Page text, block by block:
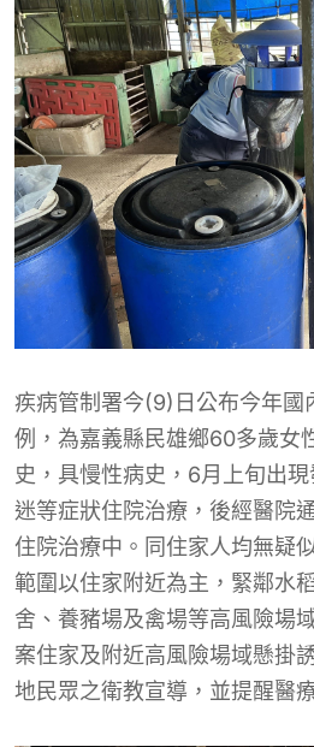
疾病管制署今(9)日公布今年國
例，為嘉義縣民雄鄉60多歲女
史，具慢性病史，6月上旬出
迷等症狀住院治療，後經醫院
住院治療中。同住家人均無疑
範圍以住家附近為主，緊鄰水
舍、養豬場及禽場等高風險場
案住家及附近高風險場域懸掛
地民眾之衛教宣導，並提醒醫